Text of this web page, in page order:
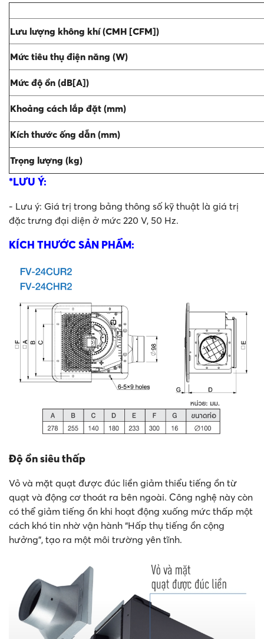
Lưu lượng không khí (CMH [CFM])
Mức tiêu thụ điện năng (W)
Mức độ ồn (dB[A])
Khoảng cách lắp đặt (mm)
Kích thước ống dẫn (mm)
Trọng lượng (kg)
*LƯU Ý:
- Lưu ý: Giá trị trong bảng thông số kỹ thuật là giá trị
đặc trưng đại diện ở mức 220 V, 50 Hz.
KÍCH THƯỚC SẢN PHẨM:
Độ ồn siêu thấp
Vỏ và mặt quạt được đúc liền giảm thiểu tiếng ồn từ
quạt và động cơ thoát ra bên ngoài. Công nghệ này còn
có thể giảm tiếng ồn khi hoạt động xuống mức thấp một
cách khó tin nhờ vận hành “Hấp thụ tiếng ồn cộng
hưởng”, tạo ra một môi trường yên tĩnh.